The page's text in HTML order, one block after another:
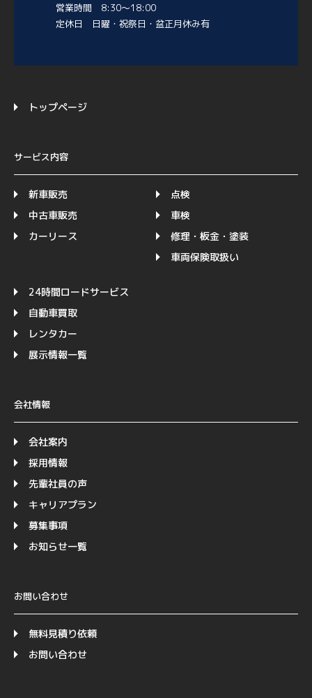
営業時間 8:30～18:00
定休日 日曜・祝祭日・盆正月休み有
トップページ
サービス内容
新車販売
中古車販売
カーリース
点検
車検
修理・板金・塗装
車両保険取扱い
24時間ロードサービス
自動車買取
レンタカー
展示情報一覧
会社情報
会社案内
採用情報
先輩社員の声
キャリアプラン
募集事項
お知らせ一覧
お問い合わせ
無料見積り依頼
お問い合わせ